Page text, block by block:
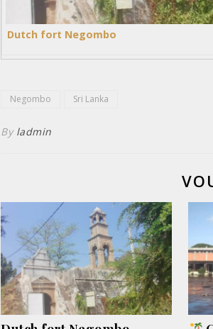
Dutch fort Negombo
Negombo Sri Lanka
By ladmin